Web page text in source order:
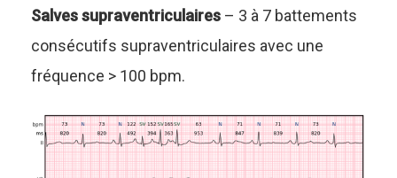
Salves supraventriculaires – 3 à 7 battements
consécutifs supraventriculaires avec une
fréquence > 100 bpm.